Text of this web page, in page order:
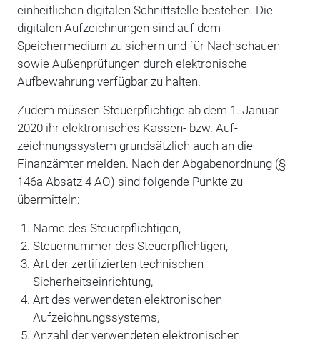
einheitlichen digitalen Schnittstelle bestehen. Die
digitalen Aufzeich­nungen sind auf dem
Speichermedium zu sichern und für Nachschauen
sowie Außenprüfun­gen durch elektronische
Aufbewahrung verfügbar zu halten.
Zudem müssen Steuerpflichtige ab dem 1. Januar
2020 ihr elektronisches Kassen- bzw. Auf­
zeichnungssystem grundsätzlich auch an die
Finanzämter melden. Nach der Abgabenordnung (§
146a Absatz 4 AO) sind folgende Punkte zu
übermitteln:
Name des Steuerpflichtigen,
Steuernummer des Steuerpflichtigen,
Art der zertifizierten technischen
Sicherheitseinrichtung,
Art des verwendeten elektronischen
Aufzeichnungssystems,
Anzahl der verwendeten elektronischen